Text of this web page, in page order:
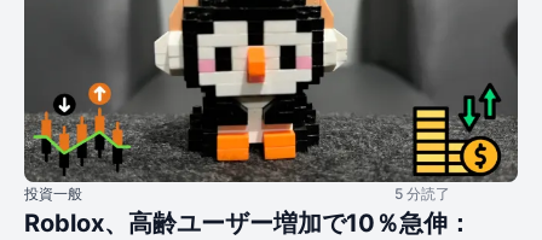
投資一般 5 分読了
Roblox、高齢ユーザー増加で10％急伸：